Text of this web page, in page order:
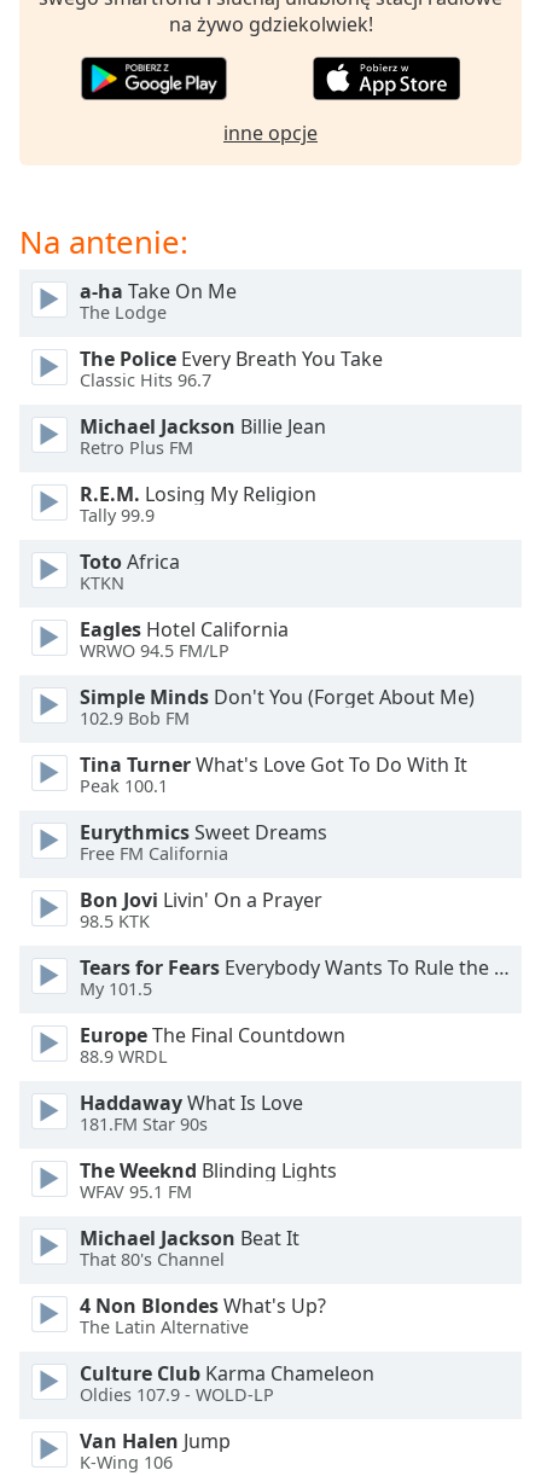
cancel
the
Text
Color
Opacity
Text
Background
Opacity
Caption
Area
Color
Opacity
Font
Size
Text
Edge
Style
Font
Done
Modal
Dialog
End
dialog
na żywo gdziekolwiek!
inne opcje
Na antenie:
a-ha Take On Me
The Lodge
The Police Every Breath You Take
Classic Hits 96.7
Michael Jackson Billie Jean
Retro Plus FM
R.E.M. Losing My Religion
Tally 99.9
TotoAfrica
KTKN
Eagles Hotel California
WRWO 94.5 FM/LP
Simple Minds Don't You (Forget About Me)
102.9 Bob FM
Tina TurnerWhat's Love Got To Do With It
Peak 100.1
EurythmicsSweet Dreams
Free FM California
Bon Jovi Livin' On a Prayer
98.5 KTK
Tears for Fears Everybody Wants To Rule the World
My 101.5
EuropeThe Final Countdown
88.9 WRDL
HaddawayWhat Is Love
181.FM Star 90s
The Weeknd Blinding Lights
WFAV 95.1 FM
Michael Jackson Beat It
That 80's Channel
4 Non BlondesWhat's Up?
The Latin Alternative
Culture Club Karma Chameleon
Oldies 107.9 - WOLD-LP
Van Halen Jump
K-Wing 106